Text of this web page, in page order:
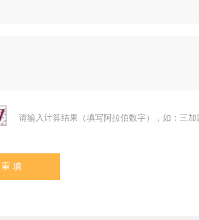
请输入计算结果（填写阿拉伯数字），如：三加